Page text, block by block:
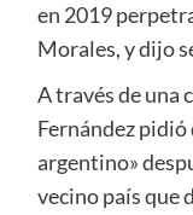
en 2019
Morales, y dijo
A través de una
Fernández
argentino»
vecino país que